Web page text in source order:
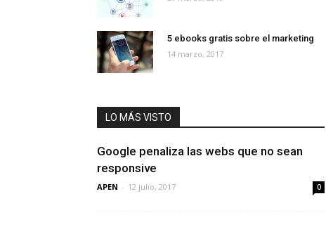
5 ebooks gratis sobre el marketing
14 marzo, 2017
LO MÁS VISTO
Google penaliza las webs que no sean
responsive
APEN - 12 julio, 2017 0